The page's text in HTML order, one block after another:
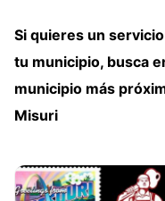
Si quieres un
tu municipio, busca
municipio más
Misuri